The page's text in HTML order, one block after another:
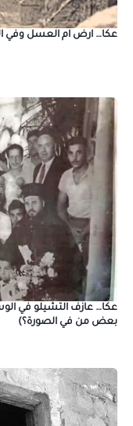
عكا… ارض ام العسل وفي
عكا… عازف التشيلو في
بعض من في الصورة؟)